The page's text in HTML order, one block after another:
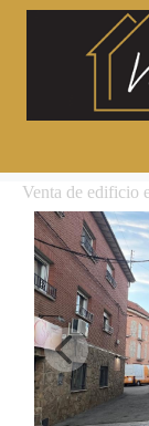
Venta de edificio